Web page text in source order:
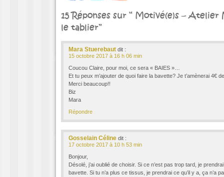
15 Réponses sur “ Motivé(e)s – Atelier
le tablier”
Mara Stuerebaut dit :
15 octobre 2017 à 16 h 06 min
Coucou Claire, pour moi, ce sera « BAIES »…
Et tu peux m’ajouter de quoi faire la bavette? Je t’amènerai 4€
Merci beaucoup!!
Biz
Mara
Répondre
Gosselain Céline dit :
17 octobre 2017 à 10 h 53 min
Bonjour,
Désolé, j’ai oublié de choisir. Si ce n’est pas trop tard, je
bavette. Si tu n’a plus ce tissus, je prendrai ce qu’il y a, ça n’a